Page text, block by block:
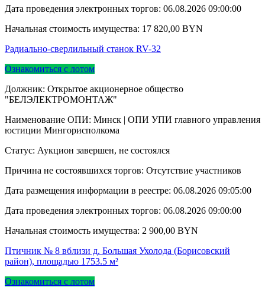
Дата проведения электронных торгов: 06.08.2026 09:00:00
Начальная стоимость имущества: 17 820,00 BYN
Радиально-сверлильный станок RV-32
Ознакомиться с лотом
Должник: Открытое акционерное общество
"БЕЛЭЛЕКТРОМОНТАЖ"
Наименование ОПИ: Минск | ОПИ УПИ главного управления
юстиции Мингорисполкома
Статус: Аукцион завершен, не состоялся
Причина не состоявшихся торгов: Отсутствие участников
Дата размещения информации в реестре: 06.08.2026 09:05:00
Дата проведения электронных торгов: 06.08.2026 09:00:00
Начальная стоимость имущества: 2 900,00 BYN
Птичник № 8 вблизи д. Большая Ухолода (Борисовский
район), площадью 1753.5 м²
Ознакомиться с лотом